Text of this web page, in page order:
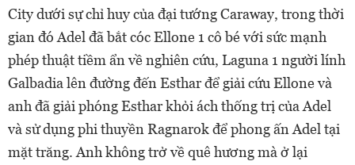
City dưới sự chỉ huy của đại tướng Caraway, trong thời
gian đó Adel đã bắt cóc Ellone 1 cô bé với sức mạnh
phép thuật tiềm ẩn về nghiên cứu, Laguna 1 người lính
Galbadia lên đường đến Esthar để giải cứu Ellone và
anh đã giải phóng Esthar khỏi ách thống trị của Adel
và sử dụng phi thuyền Ragnarok để phong ấn Adel tại
mặt trăng. Anh không trở về quê hương mà ở lại